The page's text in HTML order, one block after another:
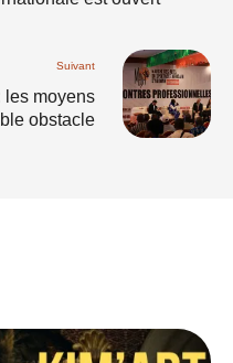
Suivant
les moyens
obstacle